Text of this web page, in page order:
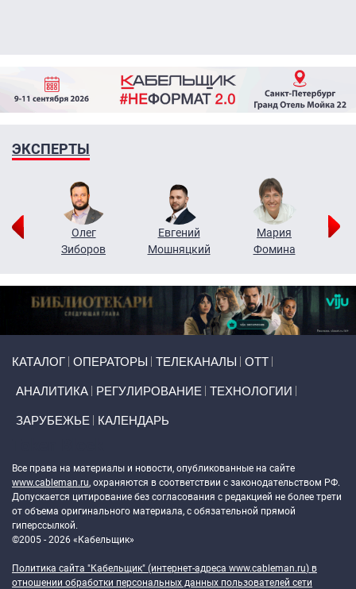
ЭКСПЕРТЫ
Олег
Зиборов
Евгений
Мошняцкий
Мария
Фомина
КАТАЛОГ ОПЕРАТОРЫ ТЕЛЕКАНАЛЫ ОТТ
АНАЛИТИКА РЕГУЛИРОВАНИЕ ТЕХНОЛОГИИ
ЗАРУБЕЖЬЕ КАЛЕНДАРЬ
Все права на материалы и новости, опубликованные на сайте
www.cableman.ru, охраняются в соответствии с законодательством РФ.
Допускается цитирование без согласования с редакцией не более трети
от объема оригинального материала, с обязательной прямой
гиперссылкой.
©2005 - 2026 «Кабельщик»
Политика сайта "Кабельщик" (интернет-адреса www.cableman.ru) в
отношении обработки персональных данных пользователей сети